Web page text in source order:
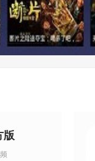
版